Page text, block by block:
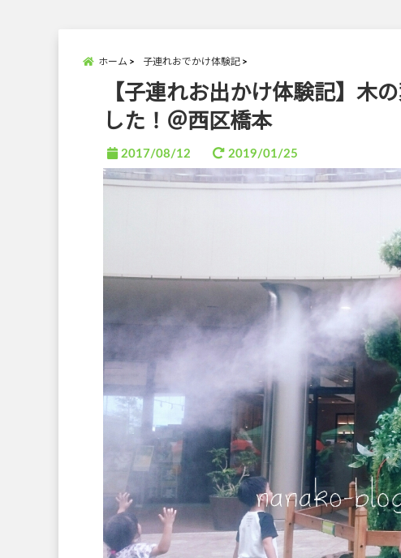
ホーム 子連れおでかけ体験記
【子連れお出かけ体験記】木
した！＠西区橋本
2017/08/12 2019/01/25